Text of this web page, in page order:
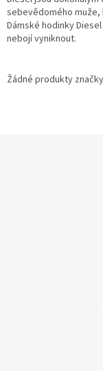
sebevědomého
Dámské hodinky
nebojí vyniknout.
Žádné produkty značky